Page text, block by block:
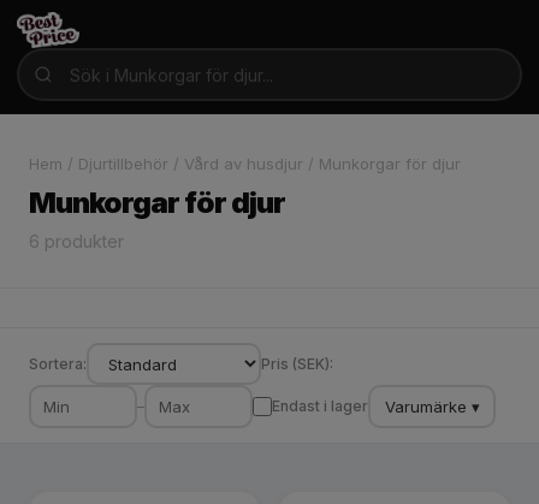
Hem / Djurtillbehör / Vård av husdjur / Munkorgar för djur
Munkorgar för djur
6 produkter
Sortera: Pris (SEK):
– Endast i lager Varumärke ▾